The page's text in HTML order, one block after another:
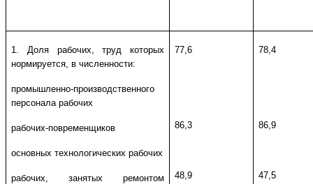
1. Доля рабочих, труд которых
нормируется, в численности:
промышленно-производственного
персонала рабочих
рабочих-повременщиков
основных технологических рабочих
рабочих, занятых ремонтом
77,6
86,3
48,9
78,4
86,9
47,5